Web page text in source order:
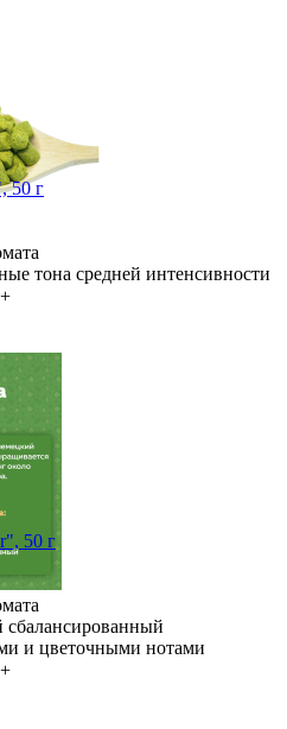
50 г
тона средней интенсивности
+
50 г
и цветочными нотами
+